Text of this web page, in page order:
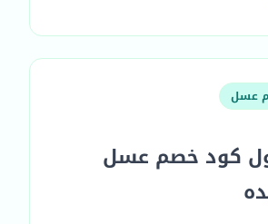
عسل
كود خصم عسل